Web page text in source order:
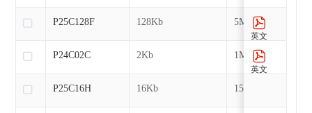
128Kb 5MHz
2Kb 1MHz
16Kb 15MHz
P25C128F
P24C02C
P25C16H
英文
英文